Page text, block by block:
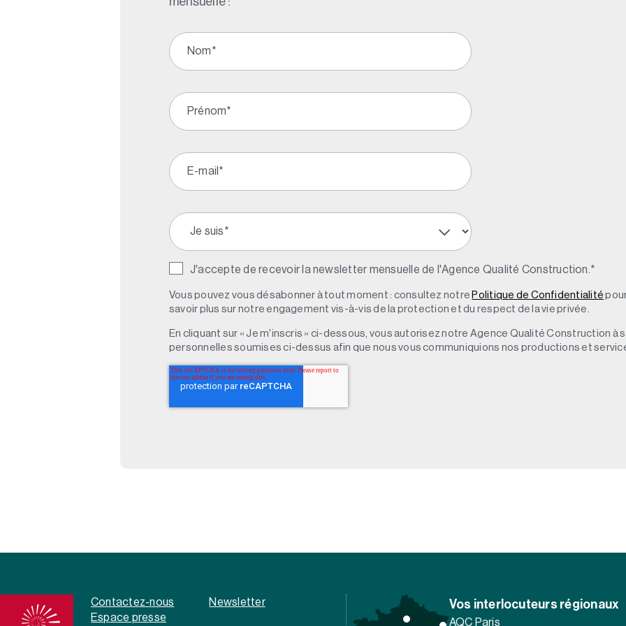
J'accepte de recevoir la newsletter mensuelle de l'Agence Qualité Construction. *
Vous pouvez vous désabonner à tout moment : consultez notre Politique de Confidentialité
savoir plus sur notre engagement vis-à-vis de la protection et du respect de la vie privée.
En cliquant sur « Je m'inscris » ci-dessous, vous autorisez notre Agence Qualité Construction
personnelles soumises ci-dessus afin que nous vous communiquions nos productions et
Contactez-nous
Newsletter
Espace presse
Vos interlocuteurs régionaux
AQC Paris